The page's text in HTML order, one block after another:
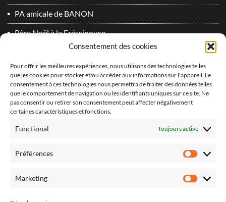
Consentement des cookies
Pour offrir les meilleures expériences, nous utilisons des technologies telles
que les cookies pour stocker et/ou accéder aux informations sur l'appareil. Le
consentement à ces technologies nous permettra de traiter des données telles
que le comportement de navigation ou les identifiants uniques sur ce site. Ne
pas consentir ou retirer son consentement peut affecter négativement
certaines caractéristiques et fonctions.
Functional Toujours activé
Préférences
Marketing
PA amicale de BANON
Père Noël à la Fréssinouse
SOS 2022 à SIGNES
2023
Du plomb dans l’aile 2° Edition !
vidéo PA Oraison 2
2024
SOS 2024 à SIGNES